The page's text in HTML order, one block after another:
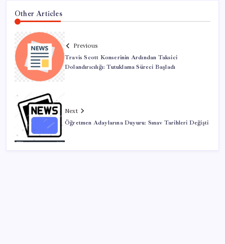
Other Articles
Previous
Travis Scott Konserinin Ardından Taksici
Dolandırıcılığı: Tutuklama Süreci Başladı
Next
Öğretmen Adaylarına Duyuru: Sınav Tarihleri Değişti